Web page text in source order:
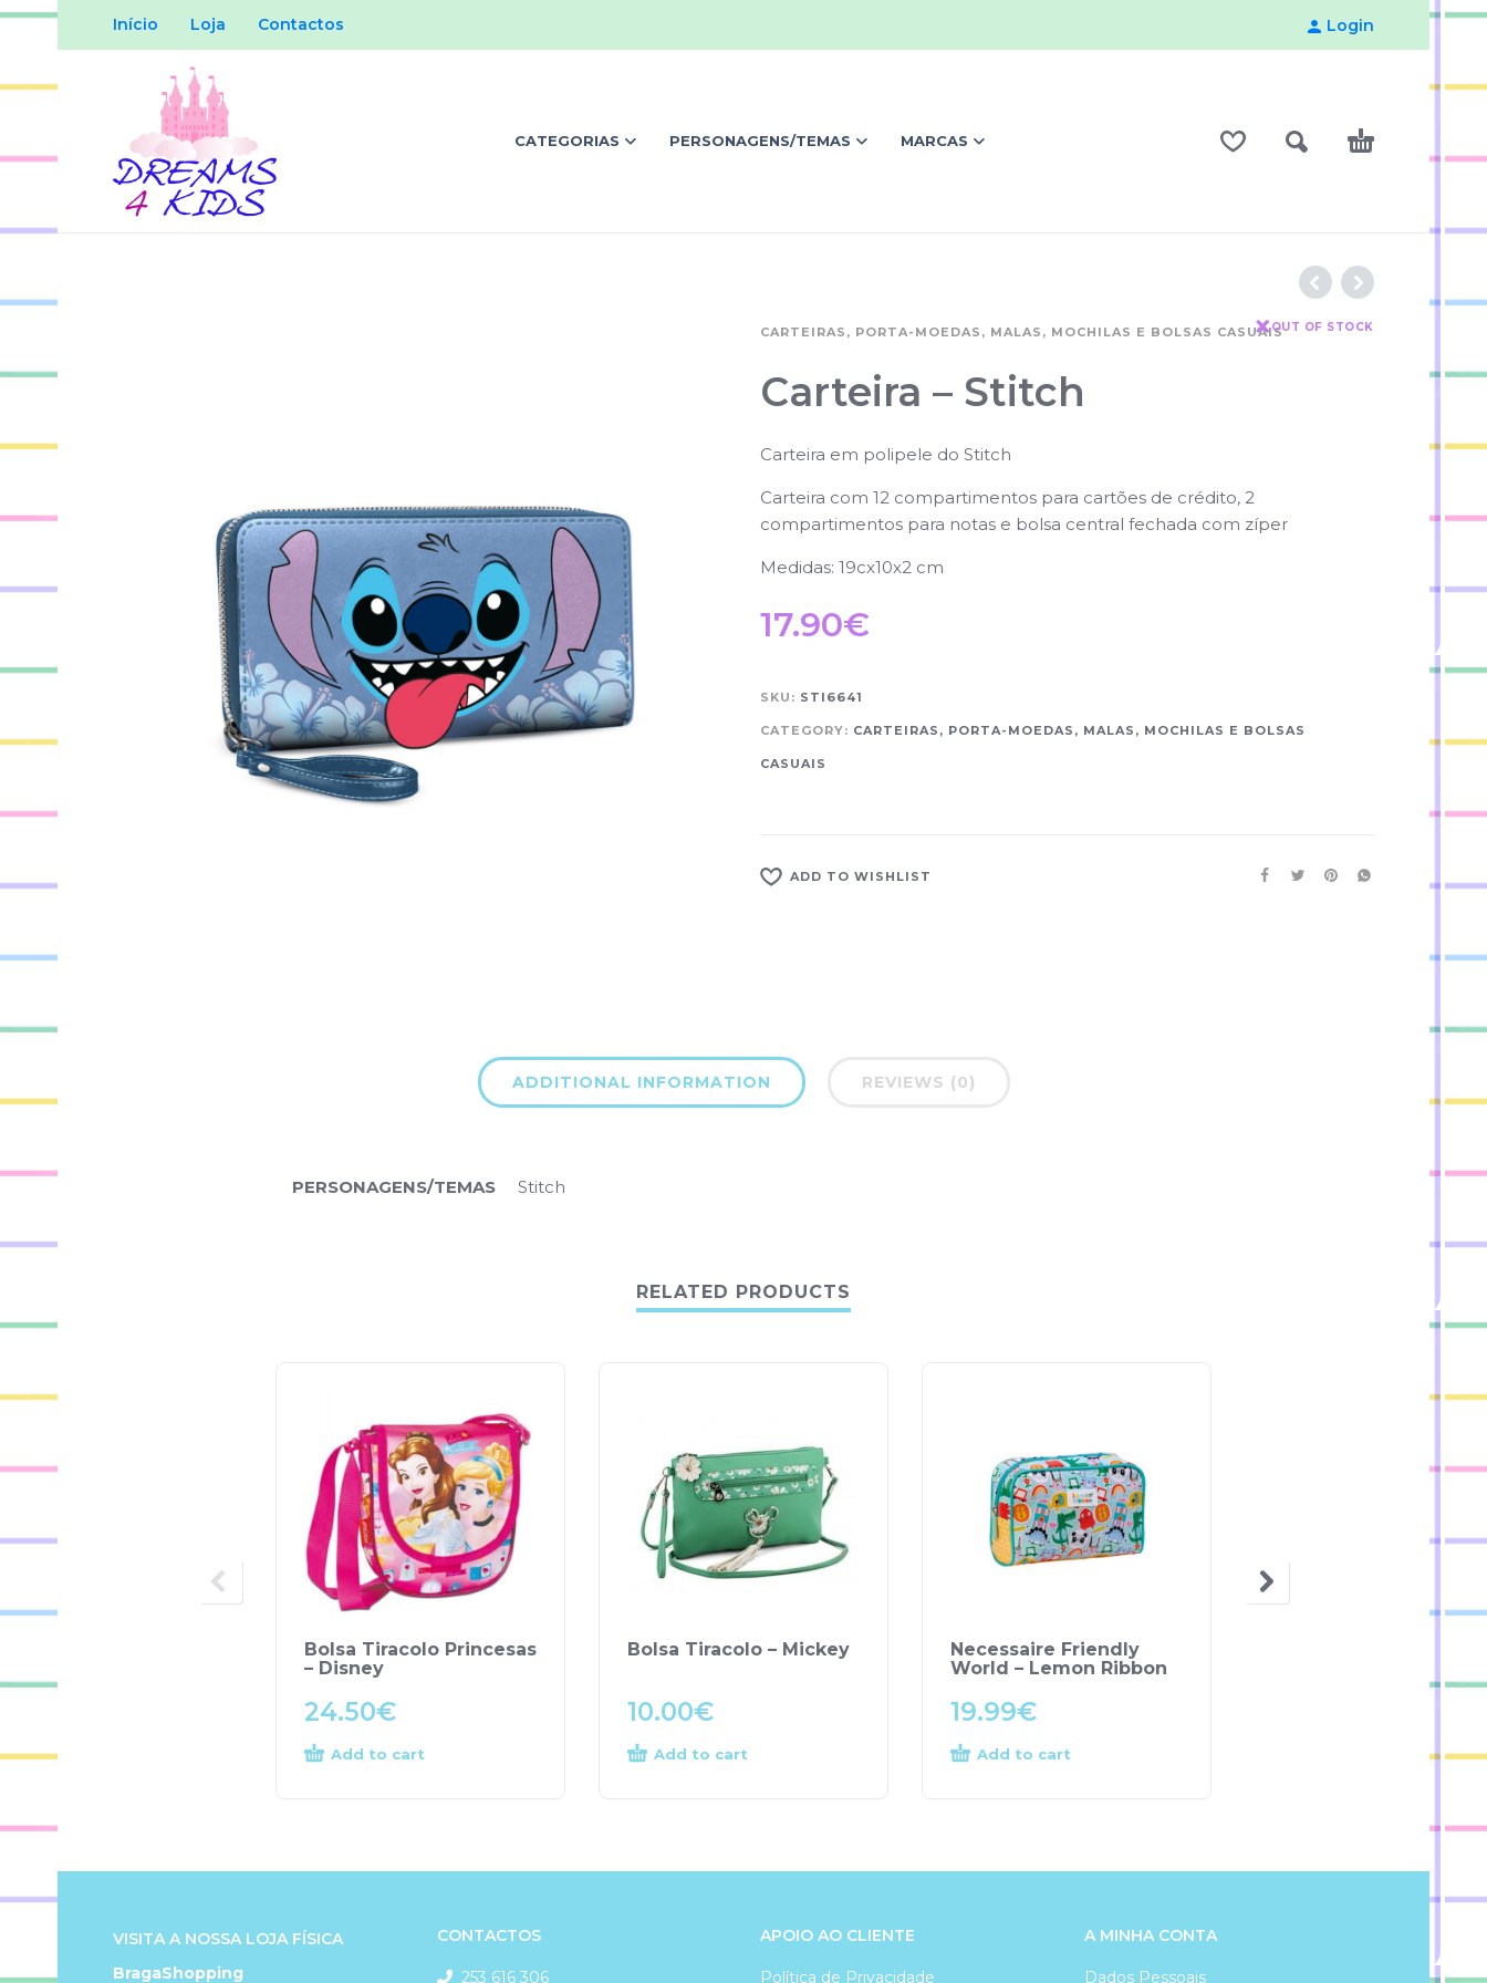
Início Loja Contactos Login
CATEGORIAS PERSONAGENS/TEMAS MARCAS
CARTEIRAS, PORTA-MOEDAS, MALAS, MOCHILAS E BOLSAS CASUAISOUT OF STOCK
Carteira – Stitch
Carteira em polipele do Stitch
Carteira com 12 compartimentos para cartões de crédito, 2
compartimentos para notas e bolsa central fechada com zíper
Medidas: 19cx10x2 cm
17.90€
SKU: STI6641
CATEGORY: CARTEIRAS, PORTA-MOEDAS, MALAS, MOCHILAS E BOLSAS
CASUAIS
ADD TO WISHLIST
ADDITIONAL INFORMATION REVIEWS (0)
PERSONAGENS/TEMAS Stitch
RELATED PRODUCTS
Bolsa Tiracolo Princesas
– Disney
24.50€
Add to cart
Bolsa Tiracolo – Mickey
10.00€
Add to cart
Necessaire Friendly
World – Lemon Ribbon
19.99€
Add to cart
VISITA A NOSSA LOJA FÍSICA
BragaShopping
CONTACTOS
253 616 306
APOIO AO CLIENTE
Política de Privacidade
A MINHA CONTA
Dados Pessoais